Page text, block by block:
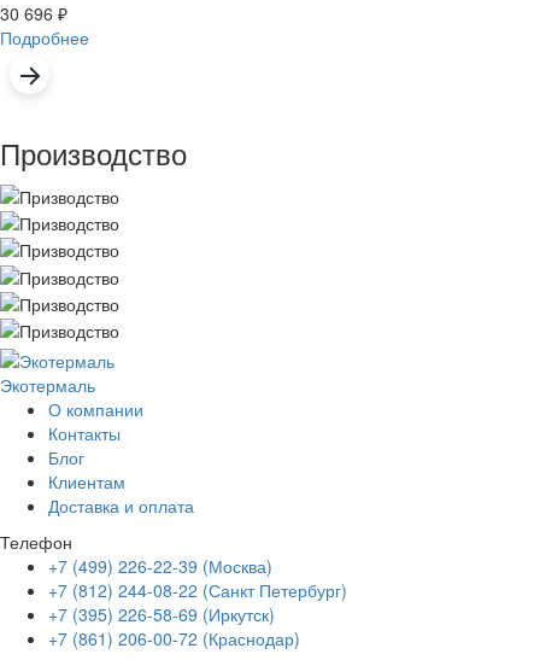
30 696 ₽
Подробнее
Производство
Экотермаль
О компании
Контакты
Блог
Клиентам
Доставка и оплата
Телефон
+7 (499) 226-22-39 (Москва)
+7 (812) 244-08-22 (Санкт Петербург)
+7 (395) 226-58-69 (Иркутск)
+7 (861) 206-00-72 (Краснодар)